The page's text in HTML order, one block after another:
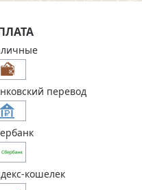
перевод
кошелек